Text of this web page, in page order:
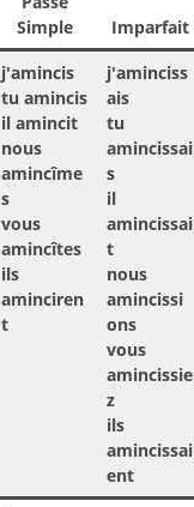
Simple
Imparfait
j'amincis
tu amincis
il amincit
nous
amincîme
s
vous
amincîtes
ils
aminciren
t
j'aminciss
ais
tu
amincissai
s
il
amincissai
t
nous
amincissi
ons
vous
amincissie
z
ils
amincissai
ent